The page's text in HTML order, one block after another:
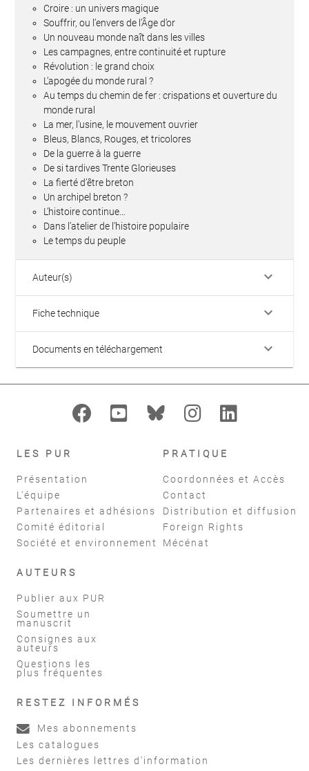
Croire : un univers magique
Souffrir, ou l’envers de l’Âge d’or
Un nouveau monde naît dans les villes
Les campagnes, entre continuité et rupture
Révolution : le grand choix
L’apogée du monde rural ?
Au temps du chemin de fer : crispations et ouverture du
monde rural
La mer, l’usine, le mouvement ouvrier
Bleus, Blancs, Rouges, et tricolores
De la guerre à la guerre
De si tardives Trente Glorieuses
La fierté d’être breton
Un archipel breton ?
L’histoire continue…
Dans l’atelier de l’histoire populaire
Le temps du peuple
Auteur(s) keyboard_arrow_down
Fiche technique keyboard_arrow_down
Documents en téléchargement keyboard_arrow_down
LES PUR
Présentation
L'équipe
Partenaires et adhésions
Comité éditorial
Société et environnement
PRATIQUE
Coordonnées et Accès
Contact
Distribution et diffusion
Foreign Rights
Mécénat
AUTEURS
Publier aux PUR
Soumettre un
manuscrit
Consignes aux
auteurs
Questions les
plus fréquentes
RESTEZ INFORMÉS
Mes abonnements
Les catalogues
Les dernières lettres d'information